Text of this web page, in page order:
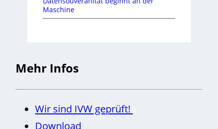
Maschine
Mehr Infos
Wir sind IVW geprüft!
Download